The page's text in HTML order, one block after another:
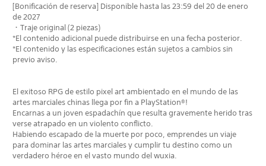
[Bonificación de reserva] Disponible hasta las 23:59 del 20 de enero
de 2027
・Traje original (2 piezas)
*El contenido adicional puede distribuirse en una fecha posterior.
*El contenido y las especificaciones están sujetos a cambios sin
previo aviso.
El exitoso RPG de estilo pixel art ambientado en el mundo de las
artes marciales chinas llega por fin a PlayStation®!
Encarnas a un joven espadachín que resulta gravemente herido tras
verse atrapado en un violento conflicto.
Habiendo escapado de la muerte por poco, emprendes un viaje
para dominar las artes marciales y cumplir tu destino como un
verdadero héroe en el vasto mundo del wuxia.